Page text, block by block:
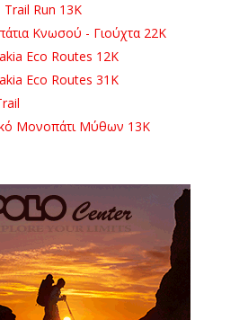
Trail Run 13K
Κνωσού - Γιούχτα 22Κ
Eco Routes 12K
Eco Routes 31K
Μονοπάτι Μύθων 13Κ